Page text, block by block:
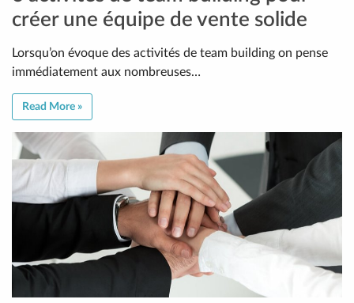
créer une équipe de vente solide
Lorsqu’on évoque des activités de team building on pense
immédiatement aux nombreuses…
Read More »